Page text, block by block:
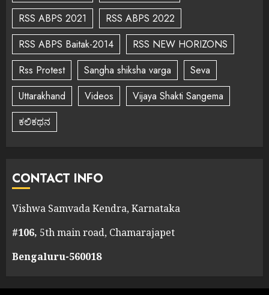
RSS ABPS 2021
RSS ABPS 2022
RSS ABPS Baitak-2014
RSS NEW HORIZONS
Rss Protest
Sangha shiksha varga
Seva
Uttarakhand
Videos
Vijaya Shakti Sangema
ಕಲಿಕಥನ
CONTACT INFO
Vishwa Samvada Kendra, Karnataka
#106, 5th main road, Chamarajapet
Bengaluru-560018